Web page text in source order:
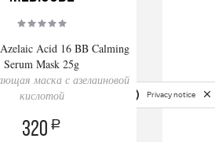
Acid 16 BB Calming
Serum Mask 25g
маска с азелаиновой
кислотой
320 a
Privacy notice